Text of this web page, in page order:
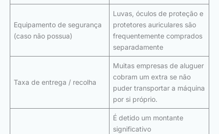
Equipamento de segurança
(caso não possua)
Luvas, óculos de proteção e
protetores auriculares são
frequentemente comprados
separadamente
Taxa de entrega / recolha
Muitas empresas de aluguer
cobram um extra se não
puder transportar a máquina
por si próprio.
É detido um montante
significativo